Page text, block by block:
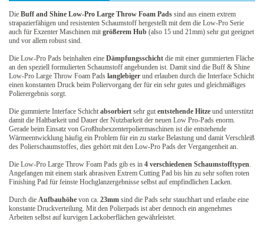
Die Buff and Shine Low-Pro Large Throw Foam Pads sind aus einem extrem
strapazierfähigen und resistenten Schaumstoff hergestellt mit dem die Low-Pro Serie
auch für Exzenter Maschinen mit größerem Hub (also 15 und 21mm) sehr gut geeignet
und vor allem robust sind.
Die Low-Pro Pads beinhalten eine Dämpfungsschicht die mit einer gummierten Fläche
an den speziell formulierten Schaumstoff angebunden ist. Damit sind die Buff & Shine
Low-Pro Large Throw Foam Pads langlebiger und erlauben durch die Interface Schicht
einen konstanten Druck beim Poliervorgang der für ein sehr gutes und gleichmäßiges
Polierergebnis sorgt.
Die gummierte Interface Schicht absorbiert sehr gut entstehende Hitze und unterstützt
damit die Haltbarkeit und Dauer der Nutzbarkeit der neuen Low Pro-Pads enorm.
Gerade beim Einsatz von Großhubexzenterpoliermaschinen ist die entstehende
Wärmeentwicklung häufig ein Problem für ein zu starke Belastung und damit Verschleiß
des Polierschaumstoffes, dies gehört mit den Low-Pro Pads der Vergangenheit an.
Die Low-Pro Large Throw Foam Pads gib es in 4 verschiedenen Schaumstofftypen
Angefangen mit einem stark abrasiven Extrem Cutting Pad bis hin zu sehr soften roten
Finishing Pad für feinste Hochglanzergebnisse selbst auf empfindlichen Lacken.
Durch die Aufbauhöhe von ca. 23mm sind die Pads sehr stauchhart und erlaube eine
konstante Druckverteilung. Mit den Polierpads ist aber dennoch ein angenehmes
Arbeiten selbst auf kurvigen Lackoberflächen gewährleistet.